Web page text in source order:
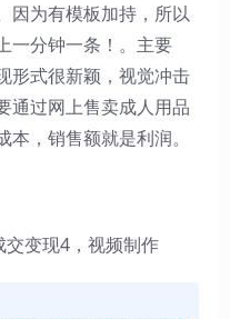
因为有模板加持，所以
一分钟一条！。主要
形式很新颖，视觉冲击
通过网上售卖成人用品
本，销售额就是利润。
变现4，视频制作